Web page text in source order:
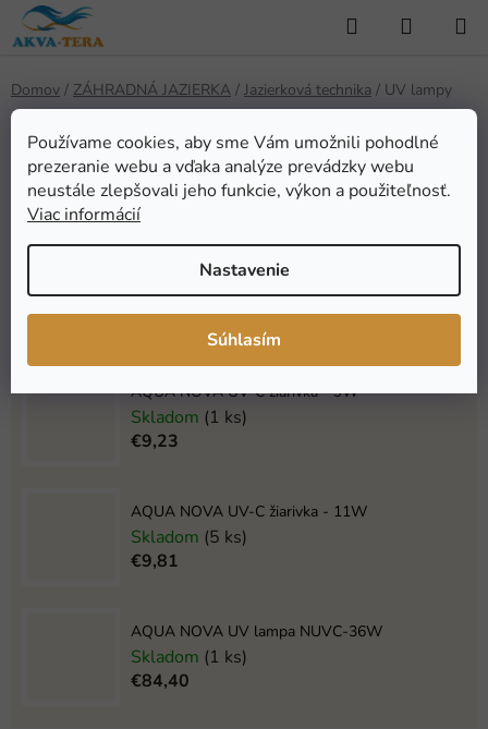
Používame cookies, aby sme Vám umožnili pohodlné
prezeranie webu a vďaka analýze prevádzky webu
neustále zlepšovali jeho funkcie, výkon a použiteľnosť.
Viac informácií
Nastavenie
Súhlasím
Prejsť
na
Hľadať
Domov / ZÁHRADNÁ JAZIERKA / Jazierková technika / UV lampy
UV lampy
Najpredávanejšie
AQUA NOVA UV-C žiarivka - 55W
Skladom(1 ks)
€24,64
AQUA NOVA UV-C žiarivka - 9W
Skladom (1 ks)
€9,23
AQUA NOVA UV-C žiarivka - 11W
Skladom (5 ks)
€9,81
AQUA NOVA UV lampa NUVC-36W
Skladom (1 ks)
€84,40